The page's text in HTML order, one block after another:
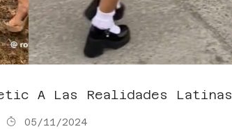
A Las Realidades Latinas
05/11/2024